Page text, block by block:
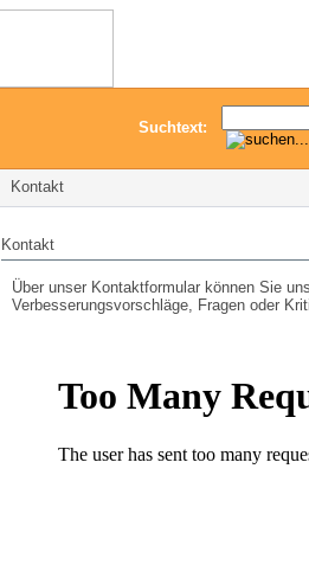
Suchtext:
Kontakt
Kontakt
Über unser Kontaktformular können Sie
Verbesserungsvorschläge, Fragen oder